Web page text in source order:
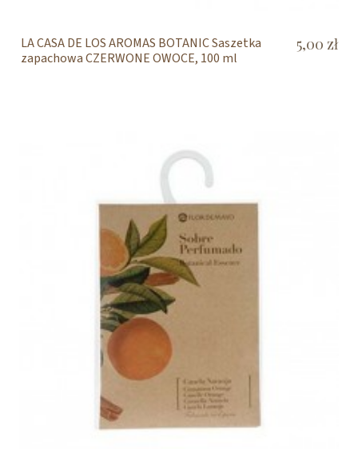
LA CASA DE LOS AROMAS BOTANIC Saszetka
zapachowa CZERWONE OWOCE, 100 ml
5,00 zł